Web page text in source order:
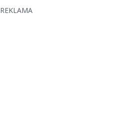
REKLAMA